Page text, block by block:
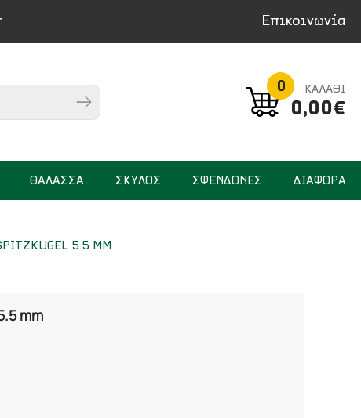
Επικοινωνία
0 ΚΑΛΑΘΙ
0,00€
ΘΑΛΑΣΣΑ ΣΚΥΛΟΣ ΣΦΕΝΔΟΝΕΣ ΔΙΑΦΟΡΑ
5.5 MM
mm